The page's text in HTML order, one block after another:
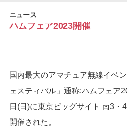
ニュース
ハムフェア2023開催
国内最大のアマチュア無線イベ
ェスティバル」通称:ハムフェア
日(日)に東京ビッグサイト 南3・
開催された。